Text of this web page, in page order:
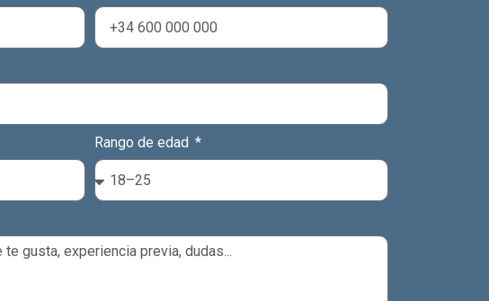
Rango de edad